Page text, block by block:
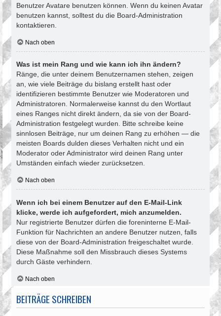
Benutzer Avatare benutzen können. Wenn du keinen Avatar
benutzen kannst, solltest du die Board-Administration
kontaktieren.
Nach oben
Was ist mein Rang und wie kann ich ihn ändern?
Ränge, die unter deinem Benutzernamen stehen, zeigen
an, wie viele Beiträge du bislang erstellt hast oder
identifizieren bestimmte Benutzer wie Moderatoren und
Administratoren. Normalerweise kannst du den Wortlaut
eines Ranges nicht direkt ändern, da sie von der Board-
Administration festgelegt wurden. Bitte schreibe keine
sinnlosen Beiträge, nur um deinen Rang zu erhöhen — die
meisten Boards dulden dieses Verhalten nicht und ein
Moderator oder Administrator wird deinen Rang unter
Umständen einfach wieder zurücksetzen.
Nach oben
Wenn ich bei einem Benutzer auf den E-Mail-Link
klicke, werde ich aufgefordert, mich anzumelden.
Nur registrierte Benutzer dürfen die foreninterne E-Mail-
Funktion für Nachrichten an andere Benutzer nutzen, falls
diese von der Board-Administration freigeschaltet wurde.
Diese Maßnahme soll den Missbrauch dieses Systems
durch Gäste verhindern.
Nach oben
BEITRÄGE SCHREIBEN